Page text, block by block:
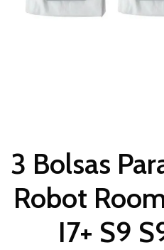
3 Bolsas
Robot
I7+ S9